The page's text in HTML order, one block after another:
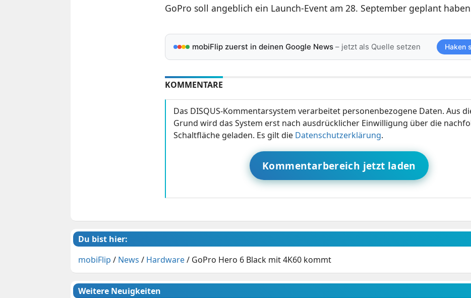
GoPro soll angeblich ein Launch-Event am 28. September geplant
mobiFlip zuerst in deinen Google News– jetzt als Quelle setzen Haken
KOMMENTARE
Das DISQUS-Kommentarsystem verarbeitet personenbezogene Daten. Aus
Grund wird das System erst nach ausdrücklicher Einwilligung über die
Schaltfläche geladen. Es gilt die Datenschutzerklärung.
Kommentarbereich jetzt laden
Du bist hier:
mobiFlip / News / Hardware/ GoPro Hero 6 Black mit 4K60 kommt
Weitere Neuigkeiten